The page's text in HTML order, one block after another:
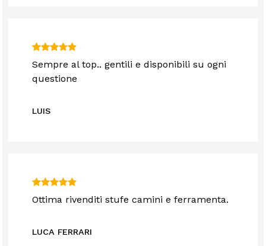
Sempre al top.. gentili e disponibili su ogni
questione
LUIS
Ottima rivenditi stufe camini e ferramenta.
LUCA FERRARI